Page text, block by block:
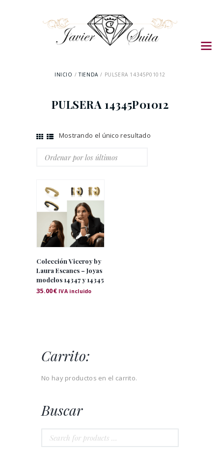
INICIO TIENDA PULSERA 14345P01012
PULSERA 14345P01012
Mostrando el único resultado
Colección Viceroy by
Laura Escanes – Joyas
modelos 14347 y 14345
35.00€ IVA incluido
Carrito:
No hay productos en el carrito.
Buscar